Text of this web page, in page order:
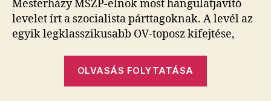
amilyet
Orbán
is
volna
bejegyzéshez
Mesterházy MSZP-elnök most hangulatjavító
levelet írt a szocialista párttagoknak. A levél az
egyik legklasszikusabb OV-toposz kifejtése,
OLVASÁS FOLYTATÁSA